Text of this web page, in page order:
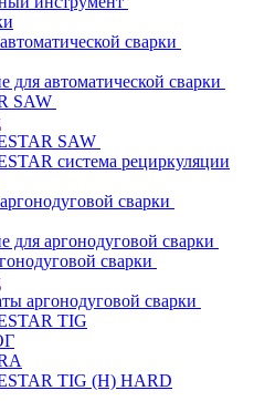
сварки
для автоматической сварки
SAW
SAW
система рециркуляции
сварки
для аргонодуговой сварки
сварки
аргонодуговой сварки
TIG
TIG (H) HARD